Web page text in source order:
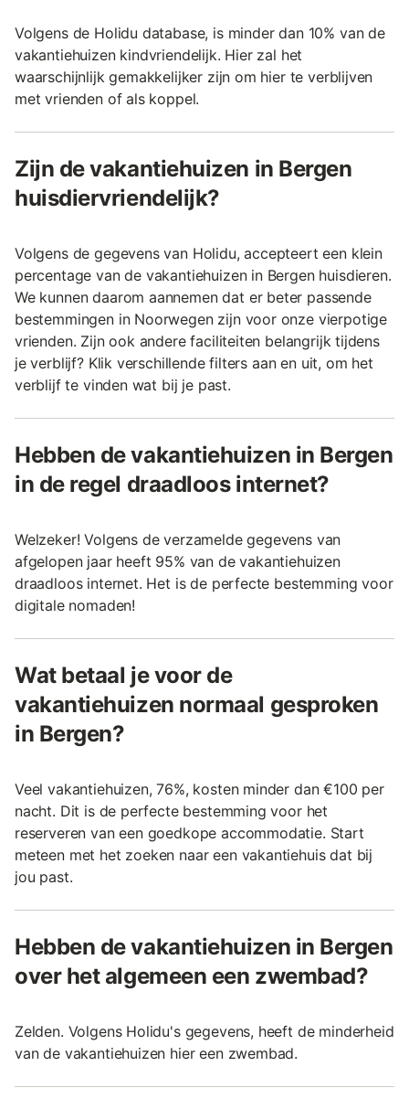
Volgens de Holidu database, is minder dan 10% van de
vakantiehuizen kindvriendelijk. Hier zal het
waarschijnlijk gemakkelijker zijn om hier te verblijven
met vrienden of als koppel.
Zijn de vakantiehuizen in Bergen
huisdiervriendelijk?
Volgens de gegevens van Holidu, accepteert een klein
percentage van de vakantiehuizen in Bergen huisdieren.
We kunnen daarom aannemen dat er beter passende
bestemmingen in Noorwegen zijn voor onze vierpotige
vrienden. Zijn ook andere faciliteiten belangrijk tijdens
je verblijf? Klik verschillende filters aan en uit, om het
verblijf te vinden wat bij je past.
Hebben de vakantiehuizen in Bergen
in de regel draadloos internet?
Welzeker! Volgens de verzamelde gegevens van
afgelopen jaar heeft 95% van de vakantiehuizen
draadloos internet. Het is de perfecte bestemming voor
digitale nomaden!
Wat betaal je voor de
vakantiehuizen normaal gesproken
in Bergen?
Veel vakantiehuizen, 76%, kosten minder dan €100 per
nacht. Dit is de perfecte bestemming voor het
reserveren van een goedkope accommodatie. Start
meteen met het zoeken naar een vakantiehuis dat bij
jou past.
Hebben de vakantiehuizen in Bergen
over het algemeen een zwembad?
Zelden. Volgens Holidu's gegevens, heeft de minderheid
van de vakantiehuizen hier een zwembad.